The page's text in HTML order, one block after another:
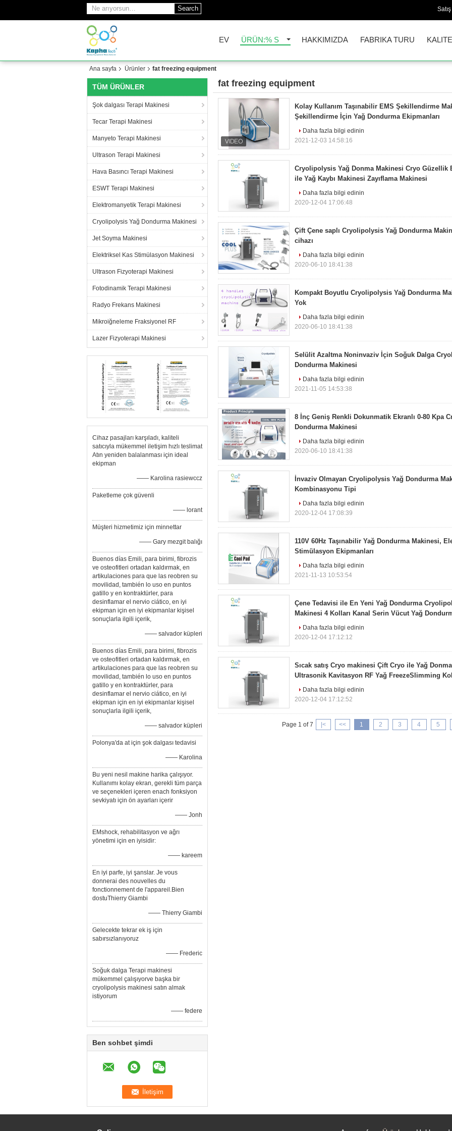
Search
EV ÜRÜN:% S HAKKIMIZDA FABRIKA TURU
Ana sayfa Ürünler fat freezing equipment
TÜM ÜRÜNLER
Şok dalgası Terapi Makinesi
Tecar Terapi Makinesi
Manyeto Terapi Makinesi
Ultrason Terapi Makinesi
Hava Basıncı Terapi Makinesi
ESWT Terapi Makinesi
Elektromanyetik Terapi Makinesi
Cryolipolysis Yağ Dondurma Makinesi
Jet Soyma Makinesi
Elektriksel Kas Stimülasyon Makinesi
Ultrason Fizyoterapi Makinesi
Fotodinamik Terapi Makinesi
Radyo Frekans Makinesi
Mikroiğneleme Fraksiyonel RF
Lazer Fizyoterapi Makinesi
Cihaz pasajları karşıladı, kaliteli
satıcıyla mükemmel iletişim hızlı teslimat
Atın yeniden balalanması için ideal
ekipman
—— Karolina rasiewccz
Paketleme çok güvenli
—— lorant
Müşteri hizmetimiz için minnettar
—— Gary mezgit balığı
Buenos días Emili, para birimi, fibrozis
ve osteofitleri ortadan kaldırmak, en
artikulaciones para que las reobren su
movilidad, también lo uso en puntos
gatillo y en kontraktürler, para
desinflamar el nervio ciático, en iyi
ekipman için en iyi ekipmanlar kişisel
sonuçlarla ilgili içerik,
—— salvador küpleri
Buenos días Emili, para birimi, fibrozis
ve osteofitleri ortadan kaldırmak, en
artikulaciones para que las reobren su
movilidad, también lo uso en puntos
gatillo y en kontraktürler, para
desinflamar el nervio ciático, en iyi
ekipman için en iyi ekipmanlar kişisel
sonuçlarla ilgili içerik,
—— salvador küpleri
Polonya'da at için şok dalgası tedavisi
—— Karolina
Bu yeni nesil makine harika çalışıyor.
Kullanımı kolay ekran, gerekli tüm parça
ve seçenekleri içeren enach fonksiyon
sevkiyatı için ön ayarları içerir
—— Jonh
EMshock, rehabilitasyon ve ağrı
yönetimi için en iyisidir:
—— kareem
En iyi parfe, iyi şanslar. Je vous
donnerai des nouvelles du
fonctionnement de l'appareil.Bien
dostuThierry Giambi
—— Thierry Giambi
Gelecekte tekrar ek iş için
sabırsızlanıyoruz
—— Frederic
Soğuk dalga Terapi makinesi
mükemmel çalışıyorve başka bir
cryolipolysis makinesi satın almak
istiyorum
—— federe
Ben sohbet şimdi
fat freezing equipment
Kolay Kullanım Taşınabilir EMS Şekillendirme
Şekillendirme İçin Yağ Dondurma Ekipmanları
Daha fazla bilgi edinin
2021-12-03 14:58:16
Cryolipolysis Yağ Donma Makinesi Cryo Güzellik
ile Yağ Kaybı Makinesi Zayıflama Makinesi
Daha fazla bilgi edinin
2020-12-04 17:06:48
Çift Çene saplı Cryolipolysis Yağ Dondurma
cihazı
Daha fazla bilgi edinin
2020-06-10 18:41:38
Kompakt Boyutlu Cryolipolysis Yağ Dondurma
Yok
Daha fazla bilgi edinin
2020-06-10 18:41:38
Selülit Azaltma Noninvaziv İçin Soğuk Dalga
Dondurma Makinesi
Daha fazla bilgi edinin
2021-11-05 14:53:38
8 İnç Geniş Renkli Dokunmatik Ekranlı 0-80 Kpa
Dondurma Makinesi
Daha fazla bilgi edinin
2020-06-10 18:41:38
İnvaziv Olmayan Cryolipolysis Yağ Dondurma
Kombinasyonu Tipi
Daha fazla bilgi edinin
2020-12-04 17:08:39
110V 60Hz Taşınabilir Yağ Dondurma Makinesi,
Stimülasyon Ekipmanları
Daha fazla bilgi edinin
2021-11-13 10:53:54
Çene Tedavisi ile En Yeni Yağ Dondurma
Makinesi 4 Kolları Kanal Serin Vücut Yağ
Daha fazla bilgi edinin
2020-12-04 17:12:12
Sıcak satış Cryo makinesi Çift Cryo ile Yağ
Ultrasonik Kavitasyon RF Yağ FreezeSlimming
Daha fazla bilgi edinin
2020-12-04 17:12:52
Page 1 of 7 |< << 1 2 3 4 5